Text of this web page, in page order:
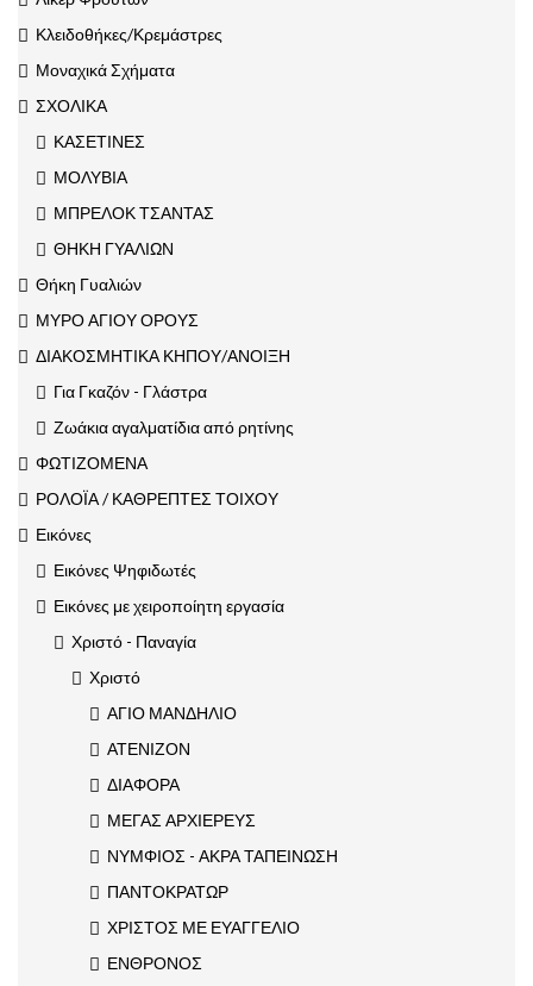
Κλειδοθήκες/Κρεμάστρες
Μοναχικά Σχήματα
ΣΧΟΛΙΚΑ
ΚΑΣΕΤΙΝΕΣ
ΜΟΛΥΒΙΑ
ΜΠΡΕΛΟΚ ΤΣΑΝΤΑΣ
ΘΗΚΗ ΓΥΑΛΙΩΝ
Θήκη Γυαλιών
ΜΥΡΟ ΑΓΙΟΥ ΟΡΟΥΣ
ΔΙΑΚΟΣΜΗΤΙΚΑ ΚΗΠΟΥ/ΑΝΟΙΞΗ
Για Γκαζόν - Γλάστρα
Ζωάκια αγαλματίδια από ρητίνης
ΦΩΤΙΖΟΜΕΝΑ
ΡΟΛΟΪΑ / ΚΑΘΡΕΠΤΕΣ ΤΟΙΧΟΥ
Εικόνες
Εικόνες Ψηφιδωτές
Εικόνες με χειροποίητη εργασία
Χριστό - Παναγία
Χριστό
ΑΓΙΟ ΜΑΝΔΗΛΙΟ
ΑΤΕΝΙΖΟΝ
ΔΙΑΦΟΡΑ
ΜΕΓΑΣ ΑΡΧΙΕΡΕΥΣ
ΝΥΜΦΙΟΣ - ΑΚΡΑ ΤΑΠΕΙΝΩΣΗ
ΠΑΝΤΟΚΡΑΤΩΡ
ΧΡΙΣΤΟΣ ΜΕ ΕΥΑΓΓΕΛΙΟ
ΕΝΘΡΟΝΟΣ